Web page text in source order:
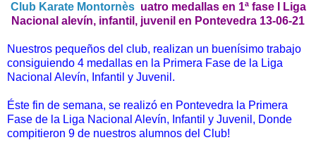
Club Karate Montornès uatro medallas en 1ª fase I Liga
Nacional alevín, infantil, juvenil en Pontevedra 13-06-21
Nuestros pequeños del club, realizan un buenísimo trabajo
consiguiendo 4 medallas en la Primera Fase de la Liga
Nacional Alevín, Infantil y Juvenil.
Éste fin de semana, se realizó en Pontevedra la Primera
Fase de la Liga Nacional Alevín, Infantil y Juvenil, Donde
compitieron 9 de nuestros alumnos del Club!